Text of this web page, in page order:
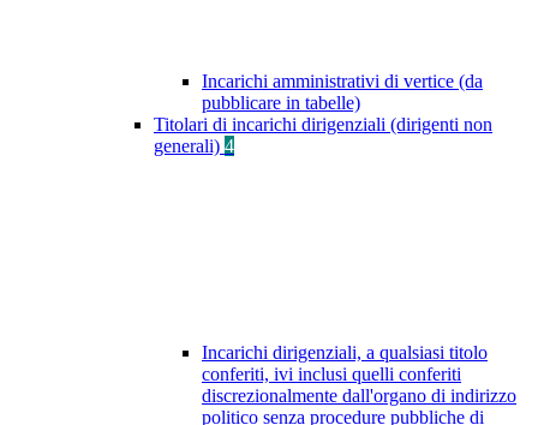
Incarichi amministrativi di vertice (da
pubblicare in tabelle)
Titolari di incarichi dirigenziali (dirigenti non
generali) 4
Incarichi dirigenziali, a qualsiasi titolo
conferiti, ivi inclusi quelli conferiti
discrezionalmente dall'organo di indirizzo
politico senza procedure pubbliche di